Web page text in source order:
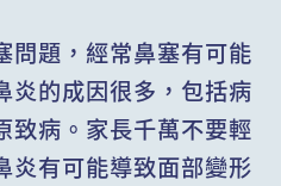
問題，經常鼻塞有可能
炎的成因很多，包括病
致病。家長千萬不要輕
炎有可能導致面部變形